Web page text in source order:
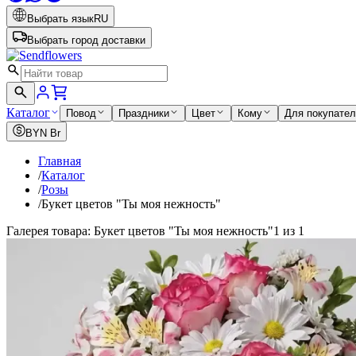
Выбрать языкRU
Выбрать город доставки
Каталог Повод Праздники Цвет Кому
Для
BYN Br
Главная
/Каталог
/Розы
/Букет цветов "Ты моя нежность"
Галерея товара: Букет цветов "Ты моя нежность"1 из 1